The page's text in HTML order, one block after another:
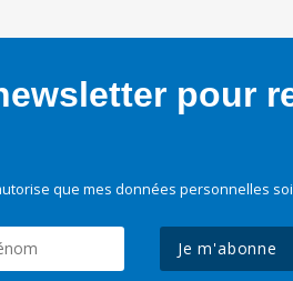
pour
que mes données personnelles
Je m'abonne